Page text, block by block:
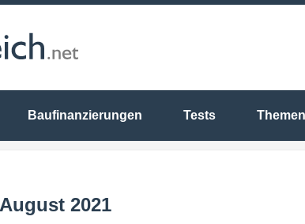
Baufinanzierungen Tests
2021